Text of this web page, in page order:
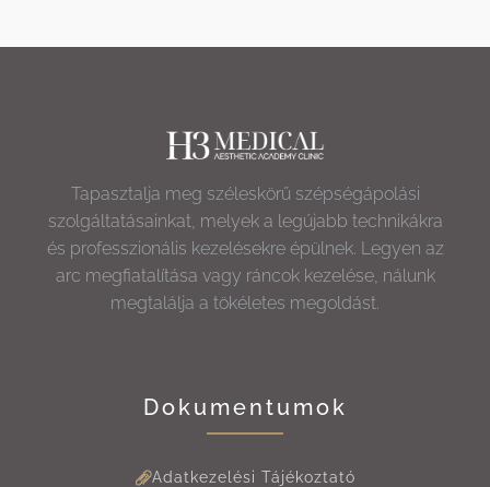
Tapasztalja meg széleskörű szépségápolási
szolgáltatásainkat, melyek a legújabb technikákra
és professzionális kezelésekre épülnek. Legyen az
arc megfiatalítása vagy ráncok kezelése, nálunk
megtalálja a tökéletes megoldást.
Dokumentumok
Adatkezelési Tájékoztató